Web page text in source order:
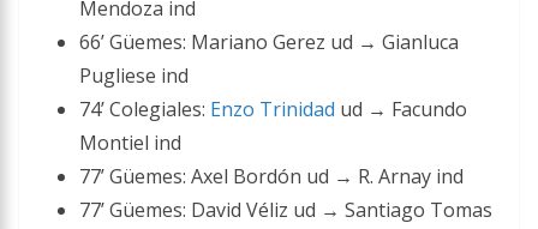
Mendoza ind
66’ Güemes: Mariano Gerez ud → Gianluca
Pugliese ind
74’ Colegiales: Enzo Trinidad ud → Facundo
Montiel ind
77’ Güemes: Axel Bordón ud → R. Arnay ind
77’ Güemes: David Véliz ud → Santiago Tomas